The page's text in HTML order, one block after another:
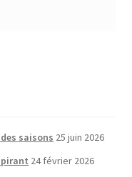
saisons 25 juin 2026
24 février 2026